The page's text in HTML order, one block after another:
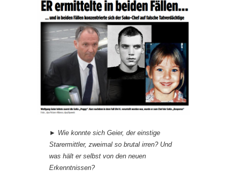
► Wie konnte sich Geier, der einstige
Starermittler, zweimal so brutal irren? Und
was hält er selbst von den neuen
Erkenntnissen?